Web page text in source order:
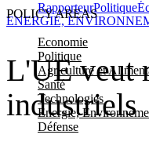
POLICY AREAS
Economie
Politique
Agriculture et
Santé
Technologies
Energie,
Défense
RapporteurPolitique
L'UE veut
industriels
ENERGIE,